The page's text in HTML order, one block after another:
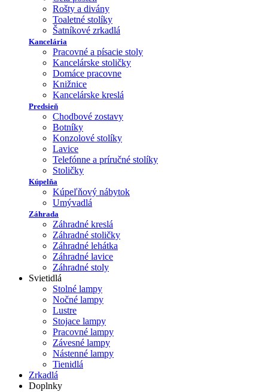
Rošty a divány
Toaletné stolíky
Šatníkové zrkadlá
Kancelária
Pracovné a písacie stoly
Kancelárske stoličky
Domáce pracovne
Knižnice
Kancelárske kreslá
Predsieň
Chodbové zostavy
Botníky
Konzolové stolíky
Lavice
Telefónne a príručné stolíky
Stoličky
Kúpelňa
Kúpeľňový nábytok
Umývadlá
Záhrada
Záhradné kreslá
Záhradné stoličky
Záhradné lehátka
Záhradné lavice
Záhradné stoly
Svietidlá
Stolné lampy
Nočné lampy
Lustre
Stojace lampy
Pracovné lampy
Závesné lampy
Nástenné lampy
Tienidlá
Zrkadlá
Doplnky